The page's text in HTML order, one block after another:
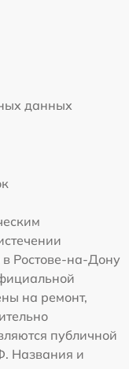
данных
Ростове-на-Дону
на ремонт,
публичной
Названия и